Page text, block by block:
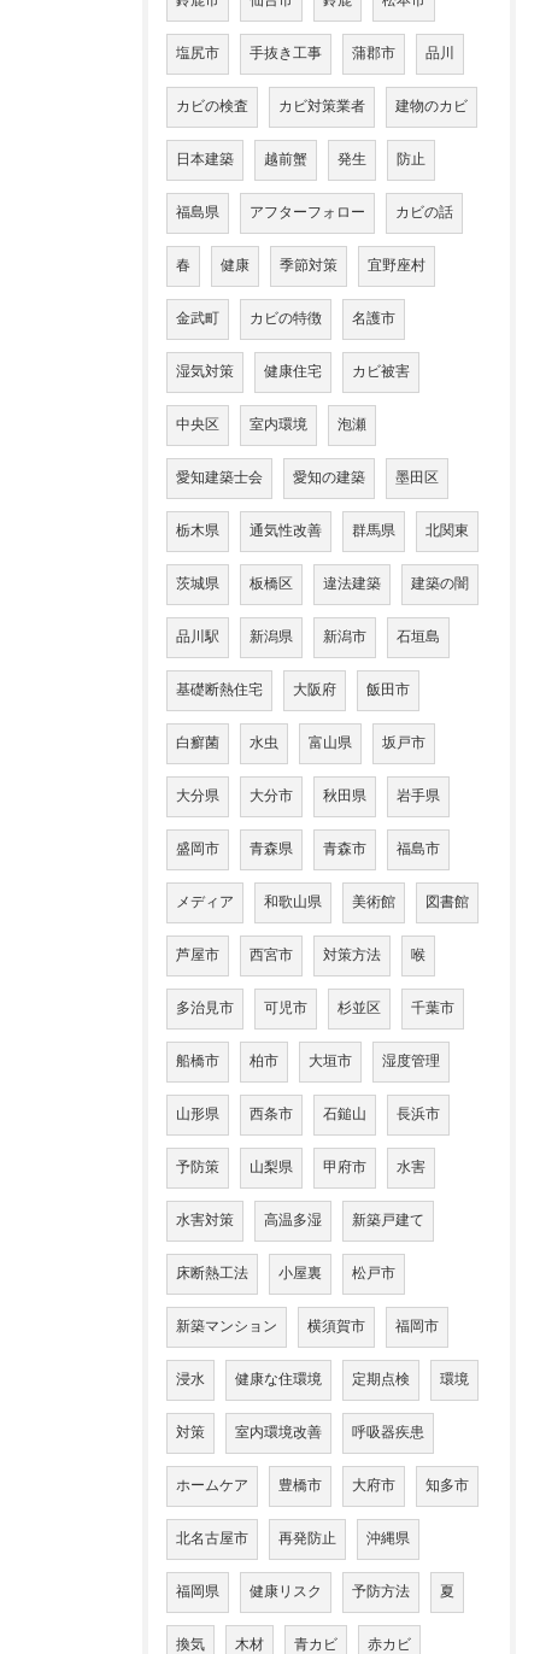
塩尻市 手抜き工事 蒲郡市 品川
カビの検査 カビ対策業者 建物のカビ
日本建築 越前蟹 発生 防止
福島県 アフターフォロー カビの話
春 健康 季節対策 宜野座村
金武町 カビの特徴 名護市
湿気対策 健康住宅 カビ被害
中央区 室内環境 泡瀬
愛知建築士会 愛知の建築 墨田区
栃木県 通気性改善 群馬県 北関東
茨城県 板橋区 違法建築 建築の闇
品川駅 新潟県 新潟市 石垣島
基礎断熱住宅 大阪府 飯田市
白癬菌 水虫 富山県 坂戸市
大分県 大分市 秋田県 岩手県
盛岡市 青森県 青森市 福島市
メディア 和歌山県 美術館 図書館
芦屋市 西宮市 対策方法 喉
多治見市 可児市 杉並区 千葉市
船橋市 柏市 大垣市 湿度管理
山形県 西条市 石鎚山 長浜市
予防策 山梨県 甲府市 水害
水害対策 高温多湿 新築戸建て
床断熱工法 小屋裏 松戸市
新築マンション 横須賀市 福岡市
浸水 健康な住環境 定期点検 環境
対策 室内環境改善 呼吸器疾患
ホームケア 豊橋市 大府市 知多市
北名古屋市 再発防止 沖縄県
福岡県 健康リスク 予防方法 夏
換気 木材 青カビ 赤カビ